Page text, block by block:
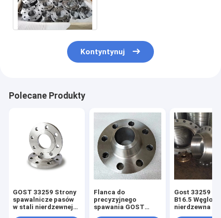
Kontyntynuj
Polecane Produkty
GOST 33259 Strony
spawalnicze pasów
w stali nierdzewnej
Flanca do
precyzyjnego
spawania GOST
Gost 33259
B16.5
nierdzewna